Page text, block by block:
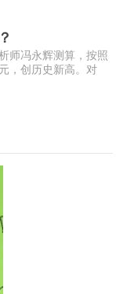
师冯永辉测算，按照
，创历史新高。对